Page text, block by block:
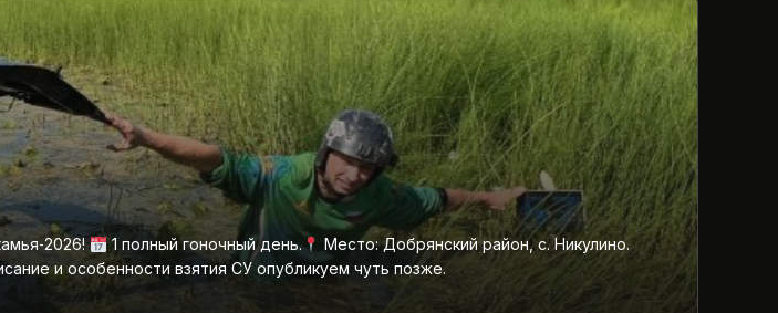
1 полный гоночный день.
Место: Добрянский район, с. Никулино.
и особенности взятия СУ опубликуем чуть позже.